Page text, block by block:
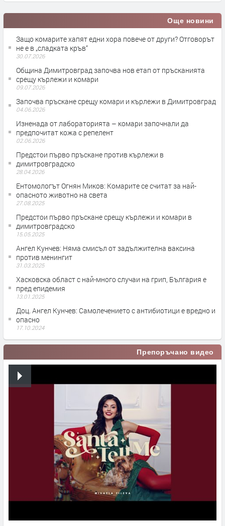
Още новини
Защо комарите хапят едни хора повече от други? Отговорът
не е в „сладката кръв“
30.07.2026
Община Димитровград започва нов етап от пръсканията
срещу кърлежи и комари
09.07.2026
Започва пръскане срещу комари и кърлежи в Димитровград
04.06.2026
Изненада от лабораторията – комари започнали да
предпочитат кожа с репелент
02.06.2026
Предстои първо пръскане против кърлежи в
димитровградско
28.04.2026
Ентомологът Огнян Миков: Комарите се считат за най-
опасното животно на света
27.08.2025
Предстои първо пръскане срещу кърлежи и комари в
димитровградско
15.05.2025
Ангел Кунчев: Няма смисъл от задължителна ваксина
против менингит
31.03.2025
Хасковска област с най-много случаи на грип, България е
пред епидемия
13.01.2025
Доц. Ангел Кунчев: Самолечението с антибиотици е вредно и
опасно
17.10.2024
Препоръчано видео